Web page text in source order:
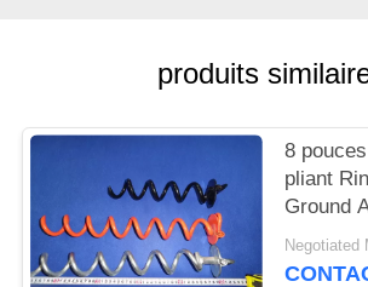
POLICY
produits
8
pliant
Ground
Negotiated